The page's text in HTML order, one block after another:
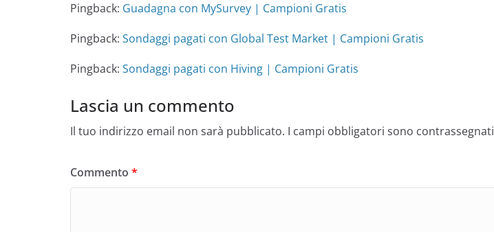
Pingback: Guadagna con MySurvey | Campioni Gratis
Pingback: Sondaggi pagati con Global Test Market | Campioni Gratis
Pingback: Sondaggi pagati con Hiving | Campioni Gratis
Lascia un commento
Il tuo indirizzo email non sarà pubblicato. I campi obbligatori sono contrassegnati
Commento *